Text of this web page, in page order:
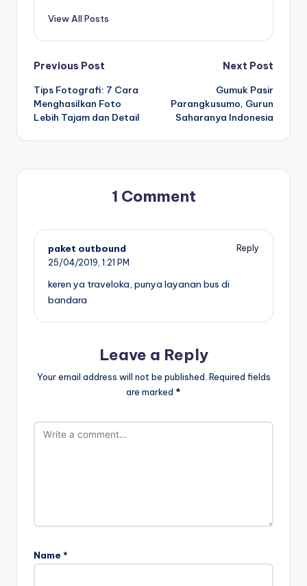
View All Posts
Post
navigation
Previous Post
Tips Fotografi: 7 Cara
Menghasilkan Foto
Lebih Tajam dan Detail
Next Post
Gumuk Pasir
Parangkusumo, Gurun
Saharanya Indonesia
1 Comment
paket outbound
Reply
25/04/2019, 1:21 PM
keren ya traveloka, punya layanan bus di
bandara
Leave a Reply
Your email address will not be published. Required fields
are marked *
Name *